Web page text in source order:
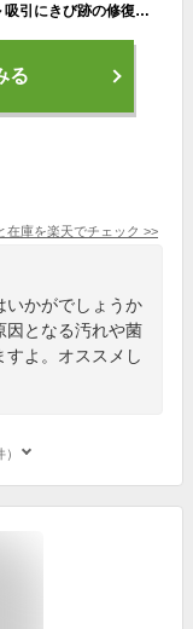
【SNS大人気】ニキビパッチ 星星ニキビシール 吸引にきび跡の修復と分離汚染/ にきびステッカー 5つ星色のにきびステッカー色 軽量 肌にフィット 防水 通気性 ニキビケア
る
在庫を楽天でチェック >>
いかがでしょうか
因となる汚れや菌
よ。オススメし